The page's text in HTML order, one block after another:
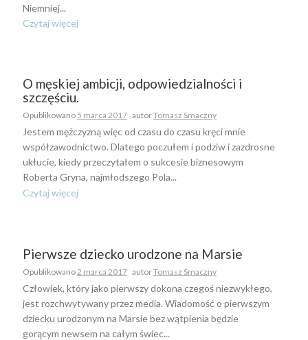
Niemniej...
Czytaj więcej
O męskiej ambicji, odpowiedzialności i
szczęściu.
Opublikowano 5 marca 2017 autorTomasz Smaczny
Jestem mężczyzną więc od czasu do czasu kręci mnie
współzawodnictwo. Dlatego poczułem i podziw i zazdrosne
ukłucie, kiedy przeczytałem o sukcesie biznesowym
Roberta Gryna, najmłodszego Pola...
Czytaj więcej
Pierwsze dziecko urodzone na Marsie
Opublikowano 2 marca 2017 autorTomasz Smaczny
Człowiek, który jako pierwszy dokona czegoś niezwykłego,
jest rozchwytywany przez media. Wiadomość o pierwszym
dziecku urodzonym na Marsie bez wątpienia będzie
gorącym newsem na całym świec...